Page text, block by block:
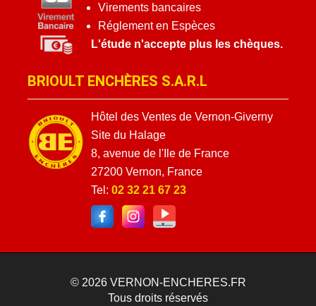
Virements bancaires
Réglement en Espèces
L'étude n'accepte plus les chèques.
BRIOULT ENCHÈRES S.A.R.L
Hôtel des Ventes de Vernon-Giverny
Site du Halage
8, avenue de l'Ile de France
27200 Vernon, France
Tel: 02 32 21 67 23
© 2026 VERNON-ENCHERES.FR
Tous droits réservés